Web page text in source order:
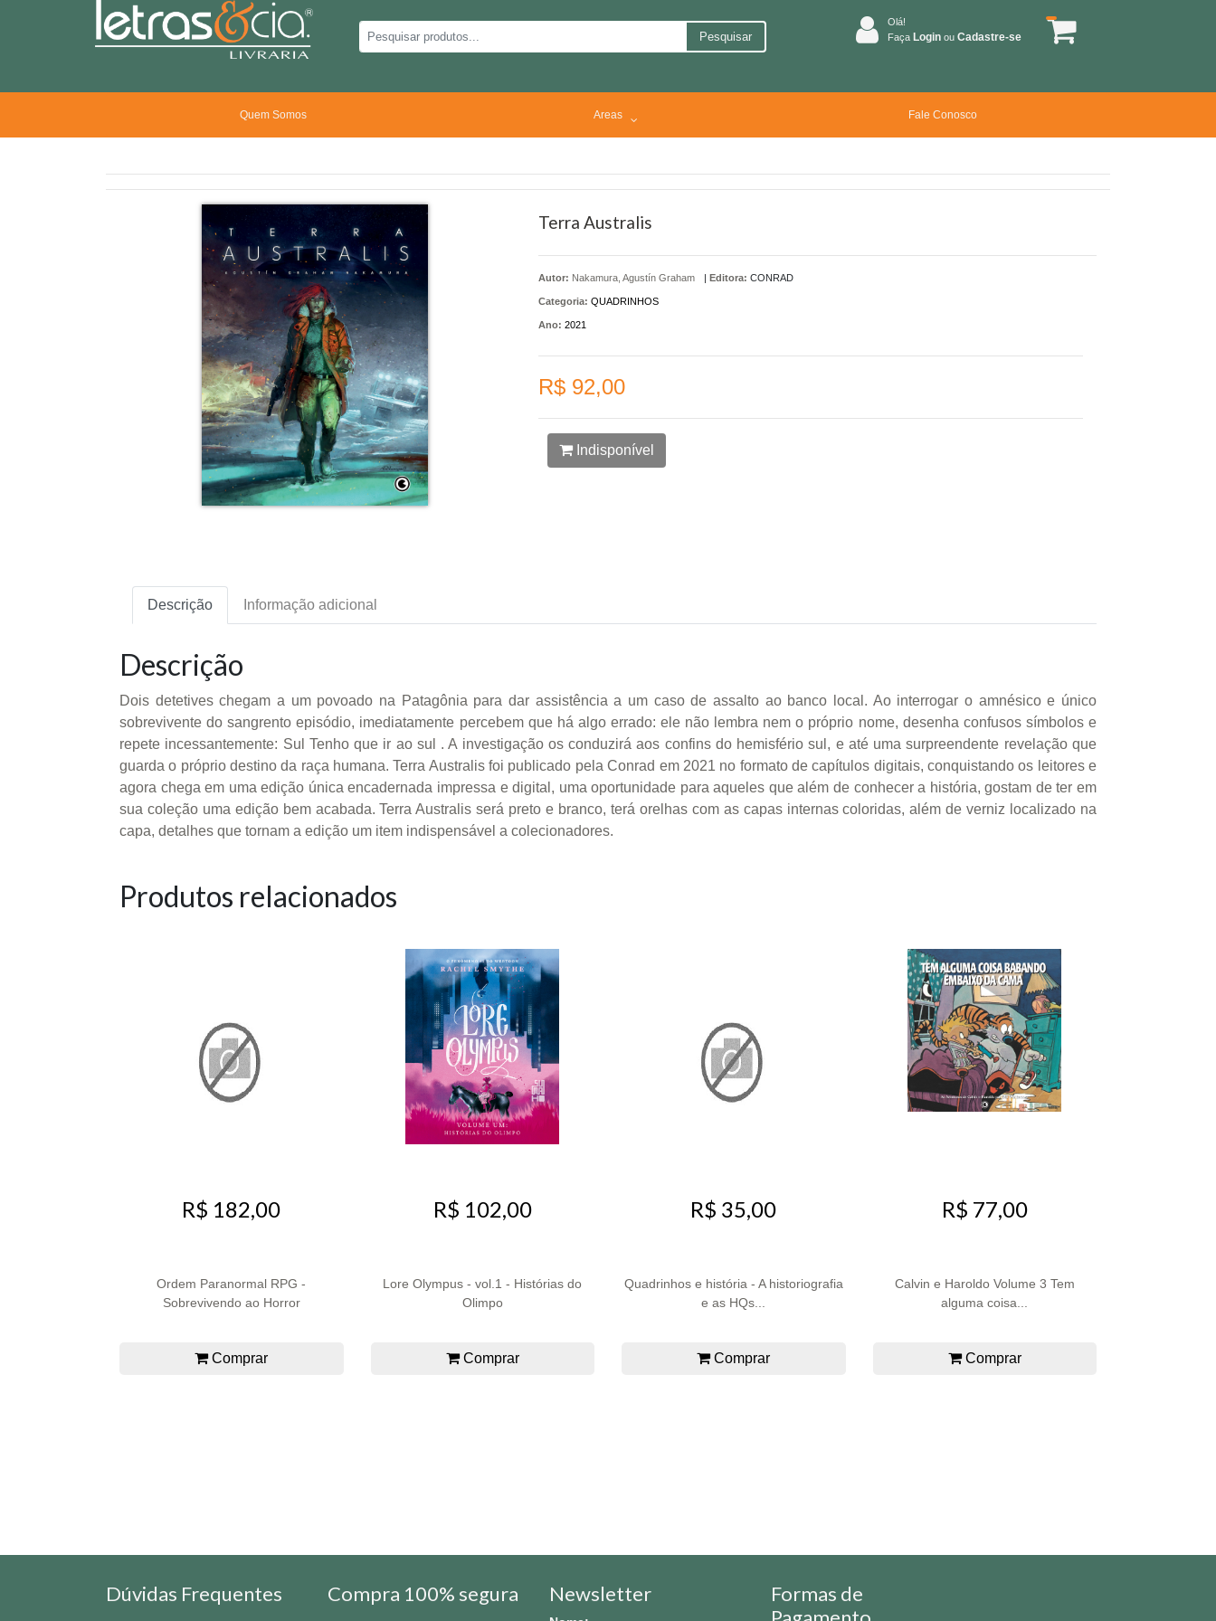
Pesquisar
Olá!
Faça Login ou Cadastre-se
Quem Somos Areas Fale Conosco
Terra Australis
Autor: Nakamura, Agustín Graham | Editora: CONRAD
Categoria: QUADRINHOS
Ano: 2021
R$ 92,00
Indisponível
Descrição Informação adicional
Descrição
Dois detetives chegam a um povoado na Patagônia para dar assistência a um caso de assalto ao banco local. Ao interrogar o amnésico e único
sobrevivente do sangrento episódio, imediatamente percebem que há algo errado: ele não lembra nem o próprio nome, desenha confusos símbolos e
repete incessantemente: Sul Tenho que ir ao sul . A investigação os conduzirá aos confins do hemisfério sul, e até uma surpreendente revelação que
guarda o próprio destino da raça humana. Terra Australis foi publicado pela Conrad em 2021 no formato de capítulos digitais, conquistando os leitores e
agora chega em uma edição única encadernada impressa e digital, uma oportunidade para aqueles que além de conhecer a história, gostam de ter em
sua coleção uma edição bem acabada. Terra Australis será preto e branco, terá orelhas com as capas internas coloridas, além de verniz localizado na
capa, detalhes que tornam a edição um item indispensável a colecionadores.
Produtos relacionados
R$ 182,00
Ordem Paranormal RPG -
Sobrevivendo ao Horror
Comprar
R$ 102,00
Lore Olympus - vol.1 - Histórias do
Olimpo
Comprar
R$ 35,00
Quadrinhos e história - A historiografia
e as HQs...
Comprar
R$ 77,00
Calvin e Haroldo Volume 3 Tem
alguma coisa...
Comprar
Dúvidas Frequentes Compra 100% segura Newsletter
Formas de